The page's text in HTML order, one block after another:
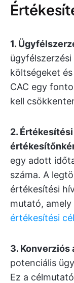
1.
költségeket
CAC egy
kell
2.
egy adott
száma. A
értékesítési
mutató,
értékesítési
3. Konverziós
potenciális
Ez a